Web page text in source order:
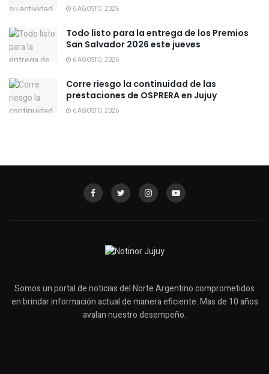
6 AGOSTO, 2026
Todo listo para la entrega de los Premios
San Salvador 2026 este jueves
6 AGOSTO, 2026
Corre riesgo la continuidad de las
prestaciones de OSPRERA en Jujuy
6 AGOSTO, 2026
Somos un portal de noticias del Norte Argentino comprometidos
en brindar información actual de manera eficiente. Mas de 10 años
avalan nuestro desempeño.